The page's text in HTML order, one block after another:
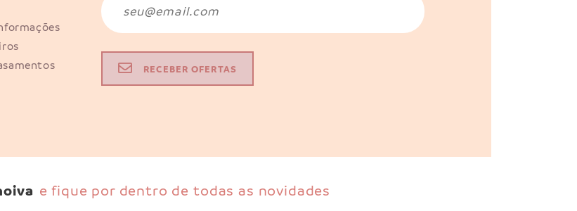
RECEBER OFERTAS
e fique por dentro de todas as novidades